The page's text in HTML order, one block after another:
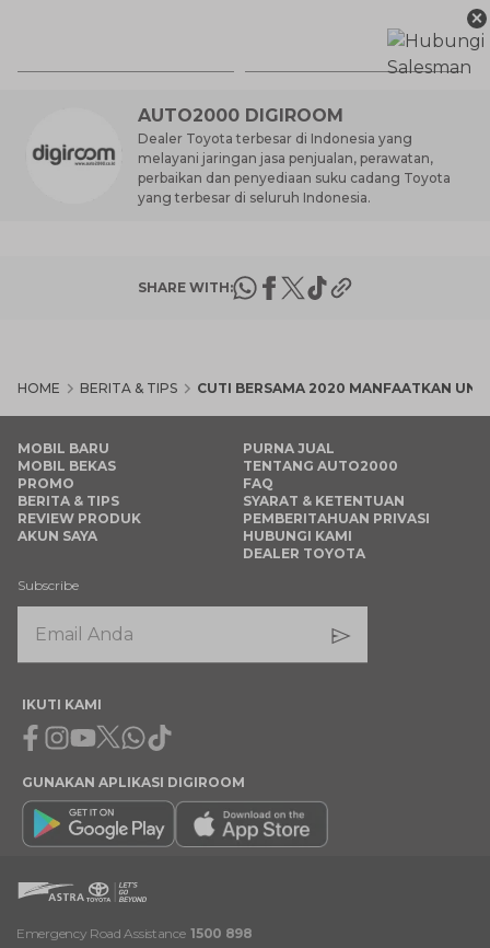
7
AUTO2000 DIGIROOM
Dealer Toyota terbesar di Indonesia yang
melayani jaringan jasa penjualan, perawatan,
perbaikan dan penyediaan suku cadang Toyota
yang terbesar di seluruh Indonesia.
SHARE WITH:
HOME BERITA & TIPS CUTI BERSAMA 2020 MANFAATKAN
×
MOBIL BARU
MOBIL BEKAS
PROMO
BERITA & TIPS
REVIEW PRODUK
AKUN SAYA
PURNA JUAL
TENTANG AUTO2000
FAQ
SYARAT & KETENTUAN
PEMBERITAHUAN PRIVASI
HUBUNGI KAMI
DEALER TOYOTA
Subscribe
IKUTI KAMI
Facebook
Instagram
Youtube
X Whatsapp
Tiktok
GUNAKAN APLIKASI DIGIROOM
Emergency Road Assistance 1500 898